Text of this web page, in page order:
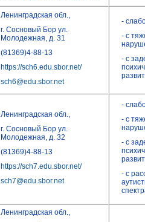
Ленинградская обл.,
г. Сосновый Бор ул.
Молодежная, д. 31
(81369)4-88-13
https://sch6.edu.sbor.net/
sch6@edu.sbor.net
-
- с
- с
Ленинградская обл.,
г. Сосновый Бор ул.
Молодежная, д. 32
(81369)4-88-13
https://sch7.edu.sbor.net/
sch7@edu.sbor.net
-
- с
- с
- с
Ленинградская обл.,